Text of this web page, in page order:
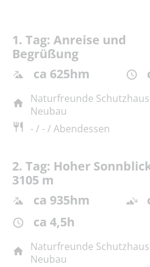
1. Tag: Anreise und
Begrüßung
ca 625hm
Naturfreunde Schutzhaus
Neubau
- / - / Abendessen
2. Tag: Hoher
3105 m
ca 935hm
ca 4,5h
Naturfreunde Schutzhaus
Neubau